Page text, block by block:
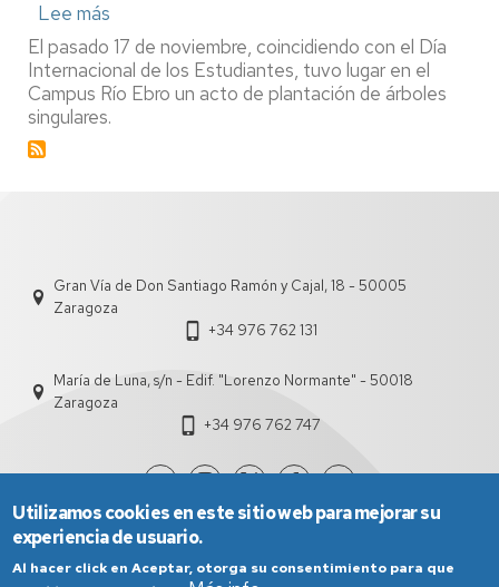
Lee más
Plantación
de
árboles
singulares
en
El pasado 17 de noviembre, coincidiendo con el Día
Internacional de los Estudiantes, tuvo lugar en el
Campus Río Ebro un acto de plantación de árboles
singulares.
Gran Vía de Don Santiago Ramón y Cajal, 18 - 50005
Zaragoza
+34 976 762 131
María de Luna, s/n - Edif. "Lorenzo Normante" - 50018
Zaragoza
+34 976 762 747
Utilizamos cookies en este sitio web para mejorar su
experiencia de usuario.
Al hacer click en Aceptar, otorga su consentimiento para que